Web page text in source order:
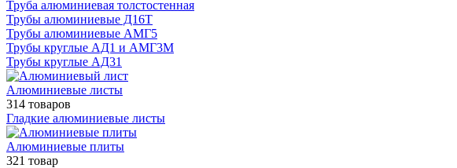
Труба алюминиевая толстостенная
Трубы алюминиевые Д16Т
Трубы алюминиевые АМГ5
Трубы круглые АД1 и АМГ3М
Трубы круглые АД31
Алюминиевые листы
314 товаров
Гладкие алюминиевые листы
Алюминиевые плиты
321 товар